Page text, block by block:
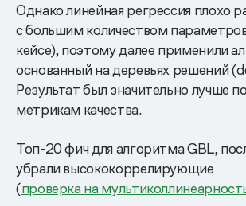
Однако линейная регрессия плохо
с большим количеством
кейсе), поэтому далее применили
основанный на деревьях решений
Результат был значительно лучше
метрикам качества.
Топ-20 фич для алгоритма GBL,
убрали высококоррелирующие
(проверка на